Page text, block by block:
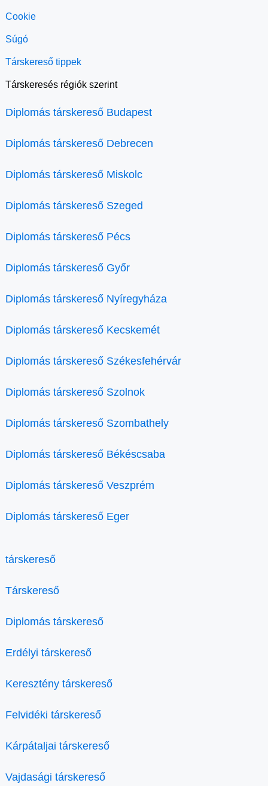
Cookie
Súgó
Társkereső tippek
Társkeresés régiók szerint
Diplomás társkereső Budapest
Diplomás társkereső Debrecen
Diplomás társkereső Miskolc
Diplomás társkereső Szeged
Diplomás társkereső Pécs
Diplomás társkereső Győr
Diplomás társkereső Nyíregyháza
Diplomás társkereső Kecskemét
Diplomás társkereső Székesfehérvár
Diplomás társkereső Szolnok
Diplomás társkereső Szombathely
Diplomás társkereső Békéscsaba
Diplomás társkereső Veszprém
Diplomás társkereső Eger
társkereső
Társkereső
Diplomás társkereső
Erdélyi társkereső
Keresztény társkereső
Felvidéki társkereső
Kárpátaljai társkereső
Vajdasági társkereső